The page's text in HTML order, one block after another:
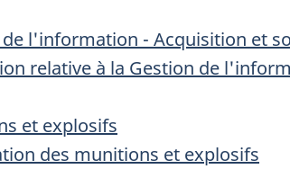
de l'information - Acquisition et
relative à la Gestion de
et explosifs
des munitions et explosifs